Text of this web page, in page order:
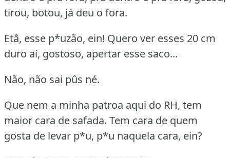
tirou, botou, já deu o fora.
Etâ, esse p*uzão, ein! Quero ver esses 20 cm
duro aí, gostoso, apertar esse saco...
Não, não sai pûs né.
Que nem a minha patroa aqui do RH, tem
maior cara de safada. Tem cara de quem
gosta de levar p*u, p*u naquela cara, ein?